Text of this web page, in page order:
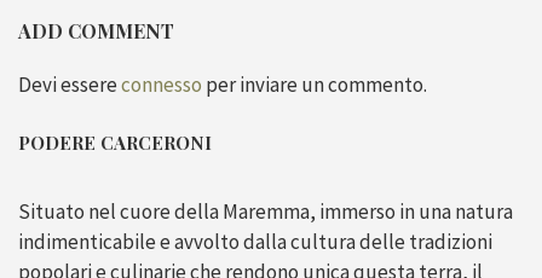
ADD COMMENT
Devi essereconnesso per inviare un commento.
PODERE CARCERONI
Situato nel cuore della Maremma, immerso in una natura
indimenticabile e avvolto dalla cultura delle tradizioni
popolari e culinarie che rendono unica questa terra, il